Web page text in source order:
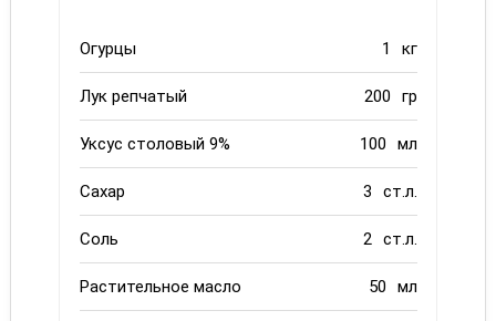
Огурцы 1 кг
Лук репчатый 200 гр
Уксус столовый 9% 100 мл
Сахар 3 ст.л.
Соль 2 ст.л.
Растительное масло 50 мл